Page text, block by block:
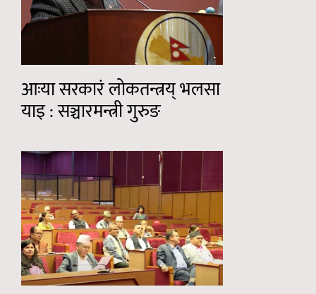
आःया सरकारं लोकतन्त्रय् भलसा
याइ : सञ्चारमन्त्री गुरुङ